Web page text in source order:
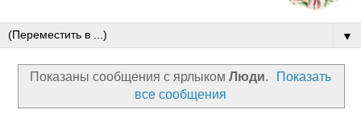
▼
Показаны сообщения с ярлыком Люди.
Показать
все сообщения